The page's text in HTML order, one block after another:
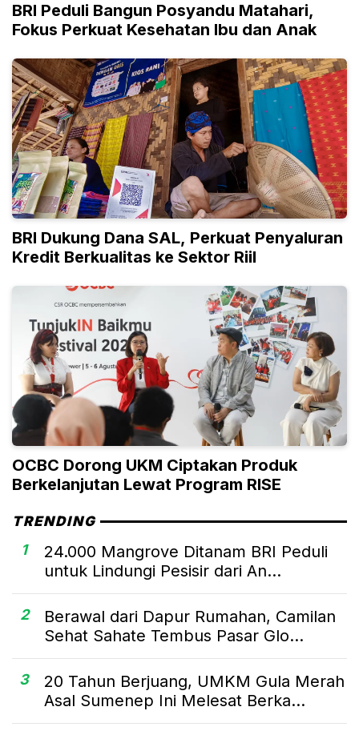
BRI Peduli Bangun Posyandu Matahari,
Fokus Perkuat Kesehatan Ibu dan Anak
BRI Dukung Dana SAL, Perkuat Penyaluran
Kredit Berkualitas ke Sektor Riil
OCBC Dorong UKM Ciptakan Produk
Berkelanjutan Lewat Program RISE
TRENDING
1
24.000 Mangrove Ditanam BRI Peduli
untuk Lindungi Pesisir dari An...
2
Berawal dari Dapur Rumahan, Camilan
Sehat Sahate Tembus Pasar Glo...
3
20 Tahun Berjuang, UMKM Gula Merah
Asal Sumenep Ini Melesat Berka...